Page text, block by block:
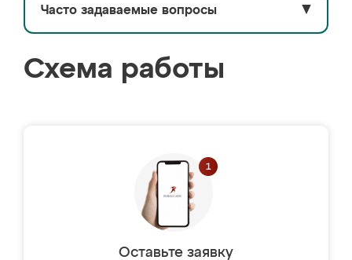
Часто задаваемые вопросы ▼
Схема работы
Оставьте заявку